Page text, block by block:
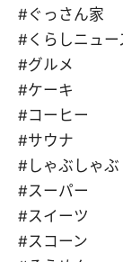
#ぐっさん家
#くらしニュー
#グルメ
#ケーキ
#コーヒー
#サウナ
#しゃぶしゃぶ
#スーパー
#スイーツ
#スコーン